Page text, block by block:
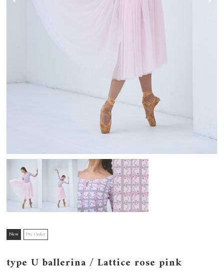
New Pre Order
type U ballerina / Lattice rose pink